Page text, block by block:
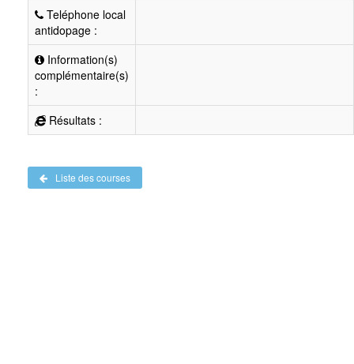
Teléphone local
antidopage :
Information(s)
complémentaire(s)
:
Résultats :
Liste des courses